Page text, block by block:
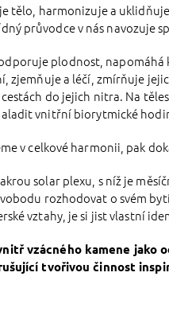
tělo, harmonizuje a
průvodce v nás navozuje
plodnost, napomáhá
zjemňuje a léčí, zmírňuje
do jejich nitra. Na
vnitřní biorytmické
v celkové harmonii, pak
solar plexu, s níž je
rozhodovat o svém
vztahy, je si jist vlastní
vzácného kamene jako
tvořivou činnost